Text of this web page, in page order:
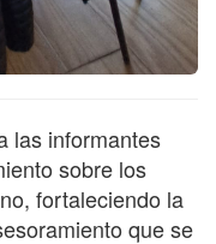
las informantes
sobre los
fortaleciendo la
que se